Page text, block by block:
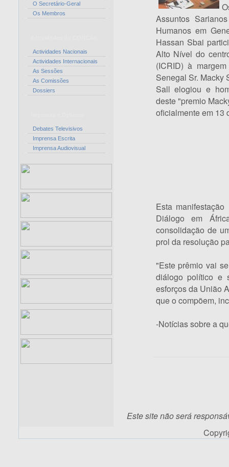
O Secretário-Geral
Os Membros
Actividades Nacionais
Actividades Internacionais
As Sessões
As Comissões
Dossiers
Debates Televisivos
Imprensa Escrita
Imprensa Audiovisual
Assuntos
Humanos em
Hassan Sbai
Alto Nível do
(ICRID) à
Senegal Sr. Macky
Sall elogiou e
deste "premio
oficialmente em 13
Esta
Diálogo em
consolidação de
prol da resolução
"Este prêmio vai
diálogo político e
esforços da União
que o compõem,
-Notícias sobre a
Este site não será